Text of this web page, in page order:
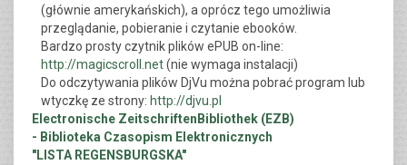
(głównie amerykańskich), a oprócz tego umożliwia
przeglądanie, pobieranie i czytanie ebooków.
Bardzo prosty czytnik plików ePUB on-line:
http://magicscroll.net(nie wymaga instalacji)
Do odczytywania plików DjVu można pobrać program lub
wtyczkę ze strony: http://djvu.pl
Electronische ZeitschriftenBibliothek (EZB)
- Biblioteka Czasopism Elektronicznych
"LISTA REGENSBURGSKA"